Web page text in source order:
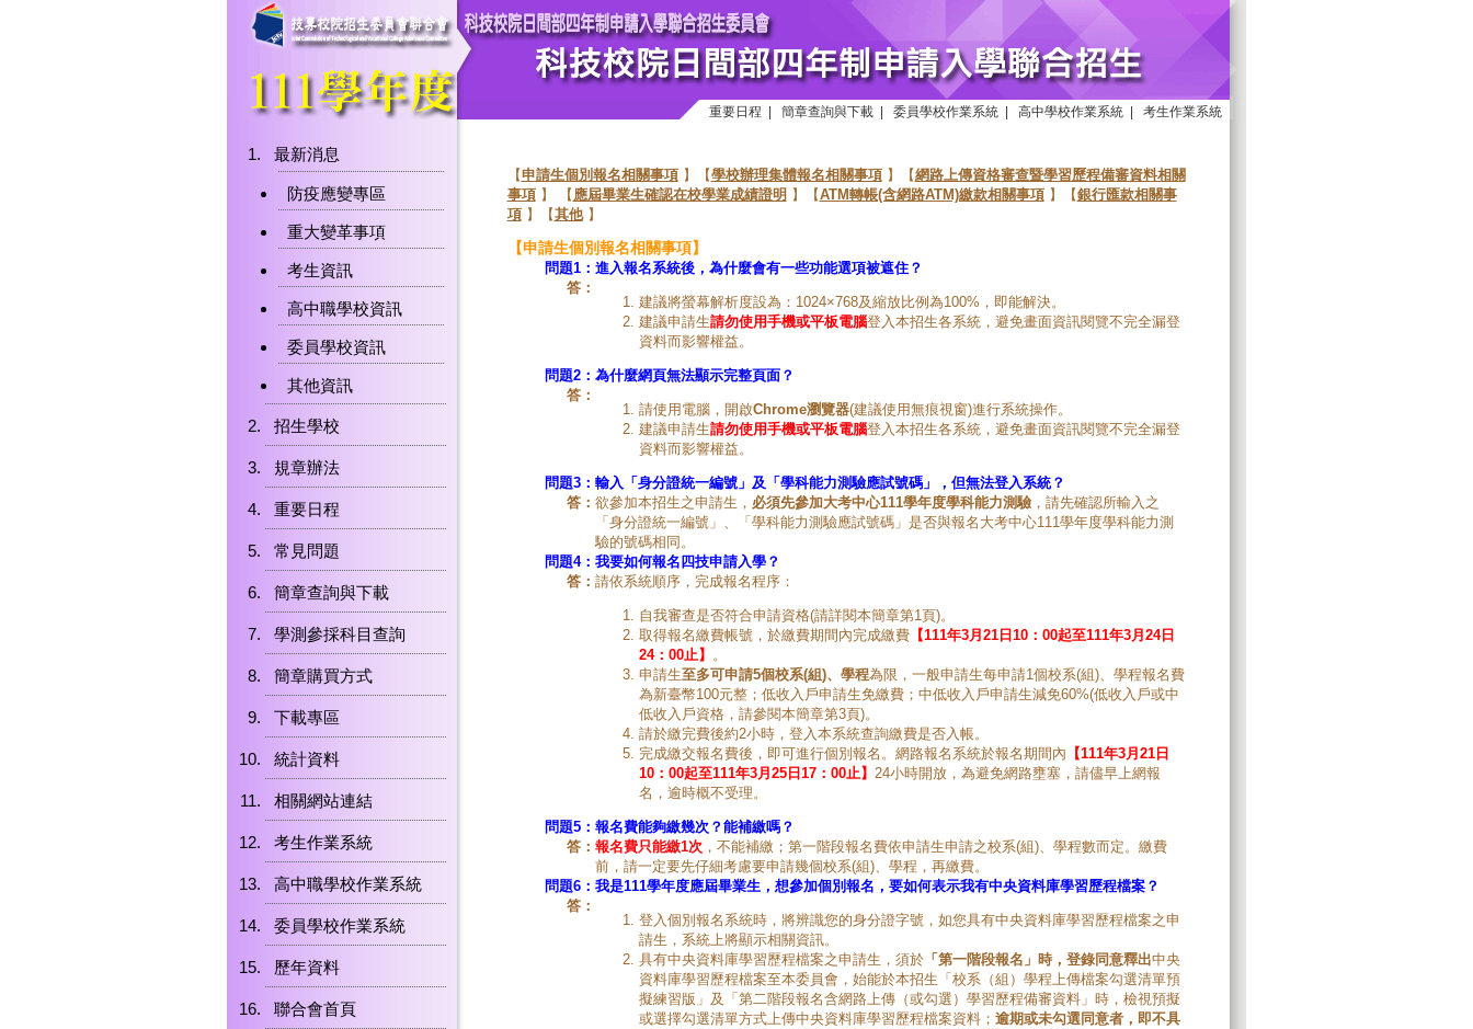
重要日程 簡章查詢與下載 委員學校作業系統 高中學校作業系統 考生作業系統
最新消息
防疫應變專區
重大變革事項
考生資訊
高中職學校資訊
委員學校資訊
其他資訊
招生學校
規章辦法
重要日程
常見問題
簡章查詢與下載
學測參採科目查詢
簡章購買方式
下載專區
統計資料
相關網站連結
考生作業系統
高中職學校作業系統
委員學校作業系統
歷年資料
聯合會首頁
【申請生個別報名相關事項】【學校辦理集體報名相關事項】【網路上傳資格審查暨學習歷程備審資料相關
事項】 【 應屆畢業生確認在校學業成績證明 】【ATM轉帳(含網路ATM)繳款相關事項】【銀行匯款相關事
項】【其他】
【申請生個別報名相關事項】
問題1： 進入報名系統後，為什麼會有一些功能選項被遮住？
答：
建議將螢幕解析度設為：1024×768及縮放比例為100%，即能解決。
建議申請生請勿使用手機或平板電腦登入本招生各系統，避免畫面資訊閱覽不完全漏登
資料而影響權益。
問題2： 為什麼網頁無法顯示完整頁面？
答：
請使用電腦，開啟Chrome瀏覽器(建議使用無痕視窗)進行系統操作。
建議申請生請勿使用手機或平板電腦登入本招生各系統，避免畫面資訊閱覽不完全漏登
資料而影響權益。
問題3： 輸入「身分證統一編號」及「學科能力測驗應試號碼」，但無法登入系統？
答： 欲參加本招生之申請生， 必須先參加大考中心111學年度學科能力測驗，請先確認所輸入之
「身分證統一編號」、「學科能力測驗應試號碼」是否與報名大考中心111學年度學科能力測
驗的號碼相同。
問題4： 我要如何報名四技申請入學？
答： 請依系統順序，完成報名程序：
自我審查是否符合申請資格(請詳閱本簡章第1頁)。
取得報名繳費帳號，於繳費期間內完成繳費【111年3月21日10：00起至111年3月24日
24：00止】 。
申請生至多可申請5個校系(組)、學程為限，一般申請生每申請1個校系(組)、學程報名費
為新臺幣100元整；低收入戶申請生免繳費；中低收入戶申請生減免60%(低收入戶或中
低收入戶資格，請參閱本簡章第3頁)。
請於繳完費後約2小時，登入本系統查詢繳費是否入帳。
完成繳交報名費後，即可進行個別報名。網路報名系統於報名期間內 【111年3月21日
10：00起至111年3月25日17：00止】 24小時開放，為避免網路壅塞，請儘早上網報
名，逾時概不受理。
問題5： 報名費能夠繳幾次？能補繳嗎？
答： 報名費只能繳1次，不能補繳；第一階段報名費依申請生申請之校系(組)、學程數而定。繳費
前，請一定要先仔細考慮要申請幾個校系(組)、學程，再繳費。
問題6： 我是111學年度應屆畢業生，想參加個別報名，要如何表示我有中央資料庫學習歷程檔案？
答：
登入個別報名系統時，將辨識您的身分證字號，如您具有中央資料庫學習歷程檔案之申
請生，系統上將顯示相關資訊。
具有中央資料庫學習歷程檔案之申請生，須於「第一階段報名」時，登錄同意釋出中央
資料庫學習歷程檔案至本委員會，始能於本招生「校系（組）學程上傳檔案勾選清單預
擬練習版」及「第二階段報名含網路上傳（或勾選）學習歷程備審資料」時，檢視預擬
或選擇勾選清單方式上傳中央資料庫學習歷程檔案資料； 逾期或未勾選同意者，即不具